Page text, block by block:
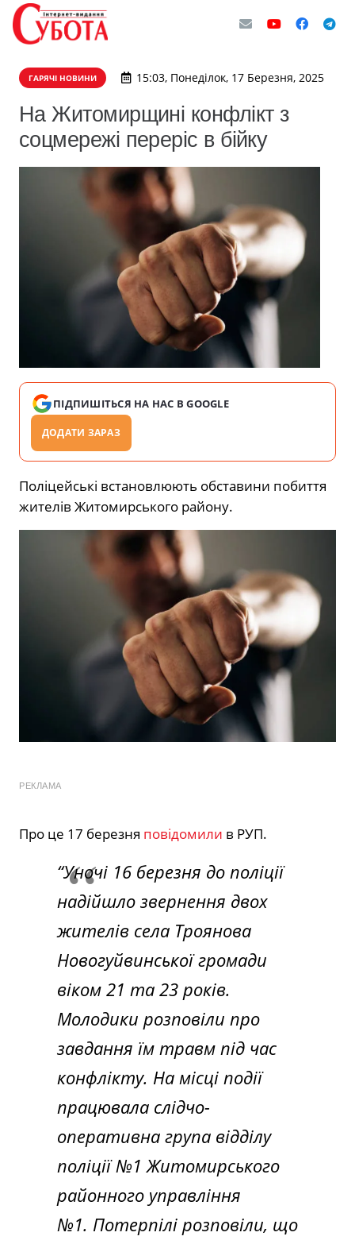
ГАРЯЧІ НОВИНИ 15:03, Понеділок, 17 Березня, 2025
На Житомирщині конфлікт з
соцмережі переріс в бійку
ПІДПИШІТЬСЯ НА НАС В GOOGLE
ДОДАТИ ЗАРАЗ
Поліцейські встановлюють обставини побиття
жителів Житомирського району.
РЕКЛАМА
Про це 17 березня повідомили в РУП.
“Уночі 16 березня до поліції
надійшло звернення двох
жителів села Троянова
Новогуйвинської громади
віком 21 та 23 років.
Молодики розповіли про
завдання їм травм під час
конфлікту. На місці події
працювала слідчо-
оперативна група відділу
поліції №1 Житомирського
районного управління
№1. Потерпілі розповіли, що